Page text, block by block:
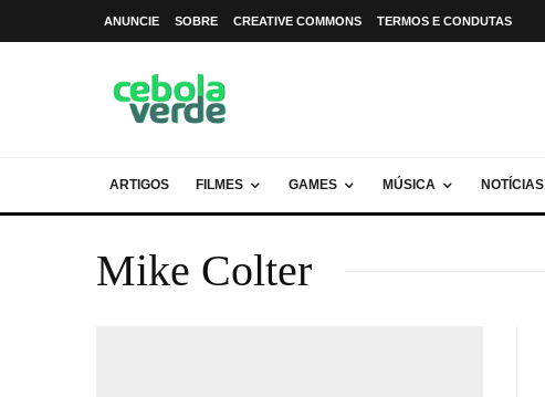
ANUNCIE SOBRE CREATIVE COMMONS TERMOS E CONDUTAS
ARTIGOS FILMES GAMES MÚSICA NOTÍCIAS
Mike Colter